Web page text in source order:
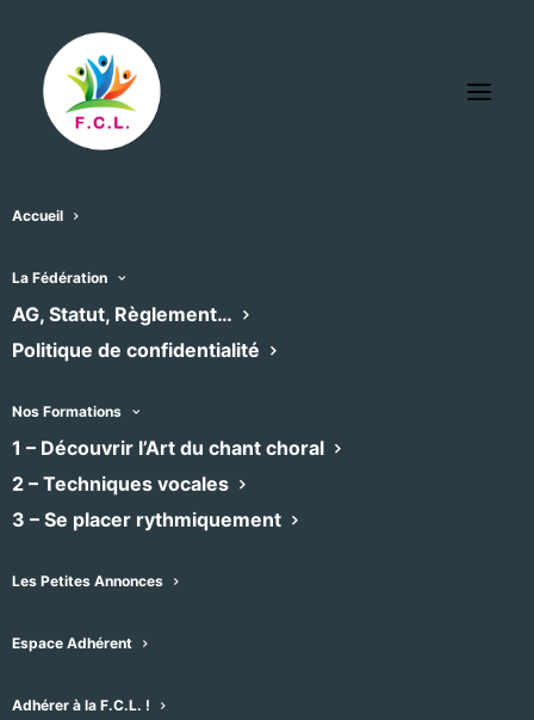
Accueil
La Fédération
AG, Statut, Règlement…
Politique de confidentialité
Nos Formations
1 – Découvrir l’Art du chant choral
2 – Techniques vocales
3 – Se placer rythmiquement
Les Petites Annonces
Espace Adhérent
Adhérer à la F.C.L. !